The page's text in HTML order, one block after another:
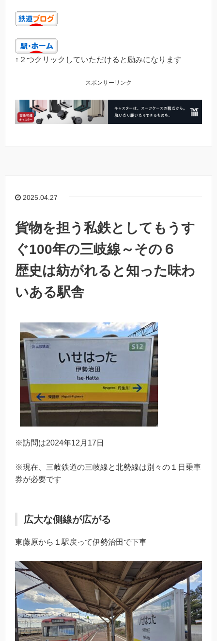
↑２つクリックしていただけると励みになります
スポンサーリンク
2025.04.27
貨物を担う私鉄としてもうす
ぐ100年の三岐線～その６
歴史は紡がれると知った味わ
いある駅舎
※訪問は2024年12月17日
※現在、三岐鉄道の三岐線と北勢線は別々の１日乗車
券が必要です
広大な側線が広がる
東藤原から１駅戻って伊勢治田で下車